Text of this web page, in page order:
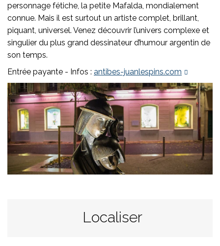
personnage fétiche, la petite Mafalda, mondialement
connue. Mais il est surtout un artiste complet, brillant,
piquant, universel. Venez découvrir l’univers complexe et
singulier du plus grand dessinateur d’humour argentin de
son temps.
Entrée payante - Infos : antibes-juanlespins.com
Localiser